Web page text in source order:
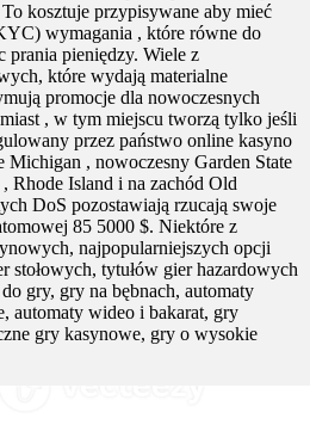
kosztuje przypisywane aby mieć
wymagania , które równe do
prania pieniędzy. Wiele z
które wydają materialne
promocje dla nowoczesnych
, w tym miejscu tworzą tylko jeśli
przez państwo online kasyno
, nowoczesny Garden State
Rhode Island i na zachód Old
DoS pozostawiają rzucają swoje
85 5000 $. Niektóre z
najpopularniejszych opcji
stołowych, tytułów gier hazardowych
gry, gry na bębnach, automaty
automaty wideo i bakarat, gry
gry kasynowe, gry o wysokie